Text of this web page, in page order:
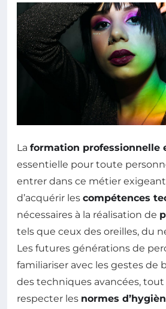
La formation professionnelle
essentielle pour toute
entrer dans ce métier
d’acquérir les compétences
nécessaires à la réalisation de
tels que ceux des oreilles, du
Les futures générations de
familiariser avec les gestes de
des techniques avancées, tout
respecter les normes